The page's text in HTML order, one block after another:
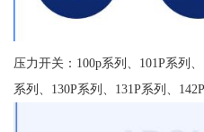
压力开关：100p系列、101P系列
系列、130P系列、131P系列、